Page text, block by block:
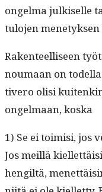
ongel­ma julkiselle
tu­lo­jen mene­tyk­sen
Rak­en­teel­liseen
noumaan on
tivero olisi
ongel­maan, koska
1) Se ei toimisi, jos
Jos meil­lä
hengiltä,